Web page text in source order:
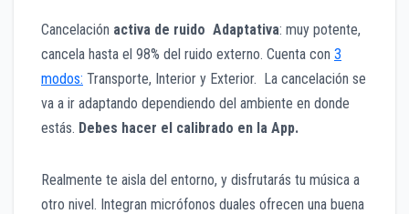
Cancelación activa de ruido Adaptativa: muy potente,
cancela hasta el 98% del ruido externo. Cuenta con 3
modos: Transporte, Interior y Exterior. La cancelación se
va a ir adaptando dependiendo del ambiente en donde
estás. Debes hacer el calibrado en la App.
Realmente te aisla del entorno, y disfrutarás tu música a
otro nivel. Integran micrófonos duales ofrecen una buena